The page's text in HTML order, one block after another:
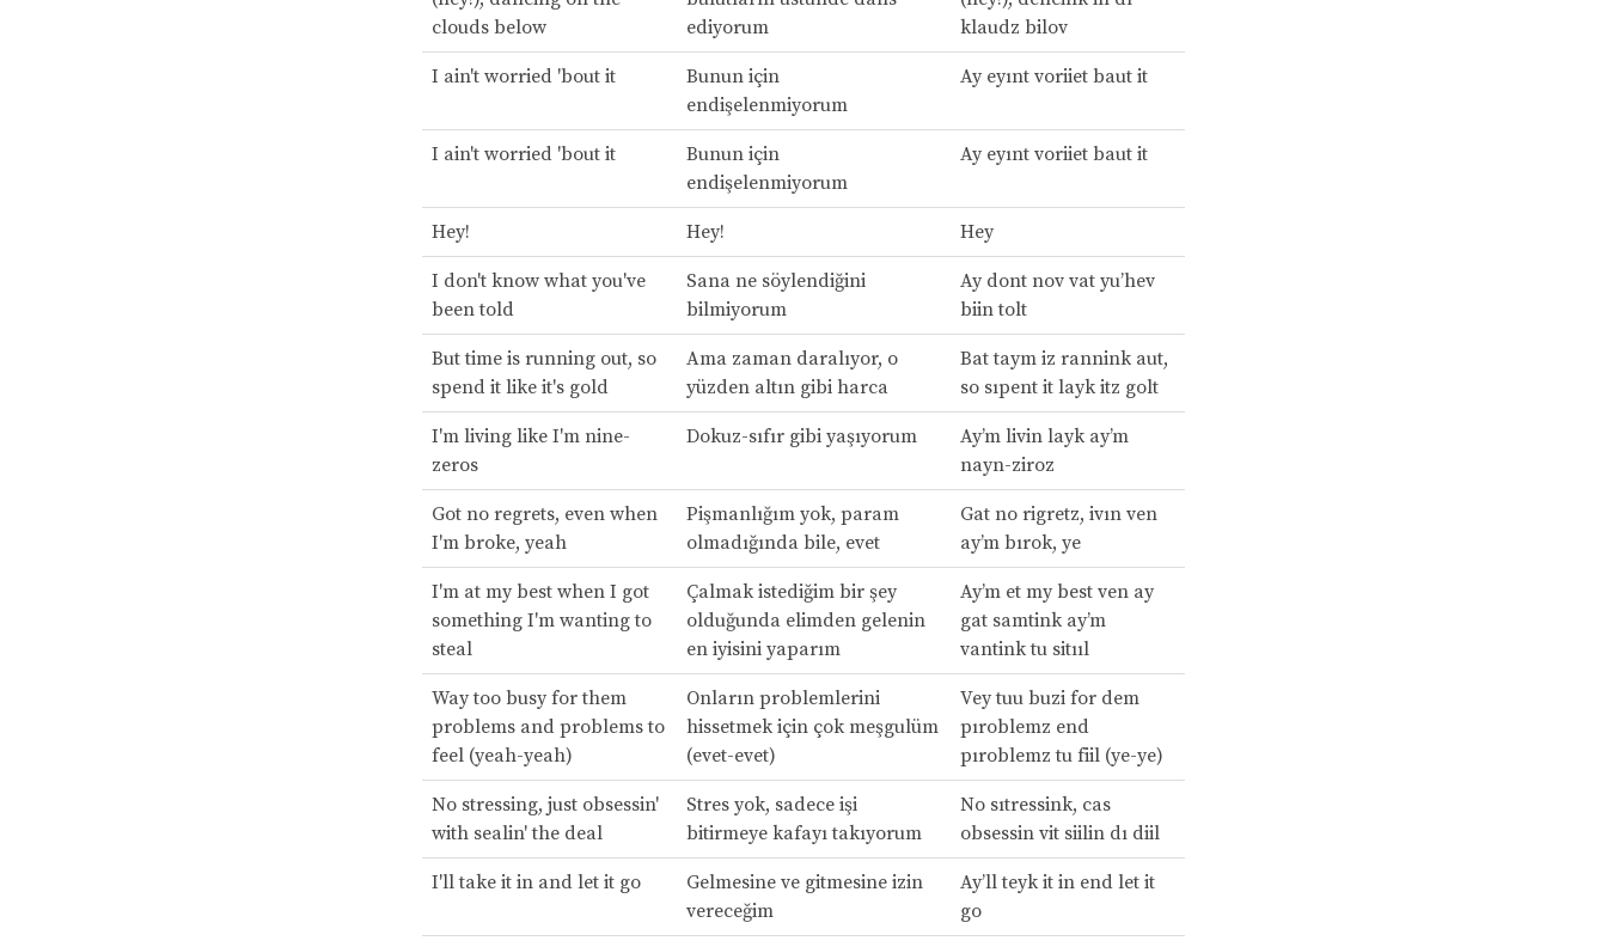
clouds below
ediyorum
klaudz bilov
I ain't worried 'bout it
Bunun için
endişelenmiyorum
Ay eyınt voriiet baut it
I ain't worried 'bout it
Bunun için
endişelenmiyorum
Ay eyınt voriiet baut it
Hey! Hey! Hey
I don't know what you've
been told
Sana ne söylendiğini
bilmiyorum
Ay dont nov vat yu’hev
biin tolt
But time is running out, so
spend it like it's gold
Ama zaman daralıyor, o
yüzden altın gibi harca
Bat taym iz rannink aut,
so sıpent it layk itz golt
I'm living like I'm nine-
zeros
Dokuz-sıfır gibi yaşıyorum
Ay’m livin layk ay’m
nayn-ziroz
Got no regrets, even when
I'm broke, yeah
Pişmanlığım yok, param
olmadığında bile, evet
Gat no rigretz, ivın ven
ay’m bırok, ye
I'm at my best when I got
something I'm wanting to
steal
Çalmak istediğim bir şey
olduğunda elimden gelenin
en iyisini yaparım
Ay’m et my best ven ay
gat samtink ay’m
vantink tu sitııl
Way too busy for them
problems and problems to
feel (yeah-yeah)
Onların problemlerini
hissetmek için çok meşgulüm
(evet-evet)
Vey tuu buzi for dem
pıroblemz end
pıroblemz tu fiil (ye-ye)
No stressing, just obsessin'
with sealin' the deal
Stres yok, sadece işi
bitirmeye kafayı takıyorum
No sıtressink, cas
obsessin vit siilin dı diil
I'll take it in and let it go
Gelmesine ve gitmesine izin
vereceğim
Ay’ll teyk it in end let it
go